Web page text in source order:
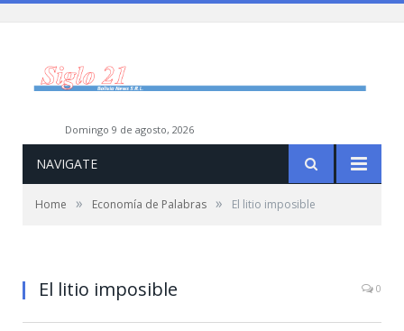
domingo 9 de agosto, 2026
NAVIGATE
Home » Economía de Palabras » El litio imposible
El litio imposible 0